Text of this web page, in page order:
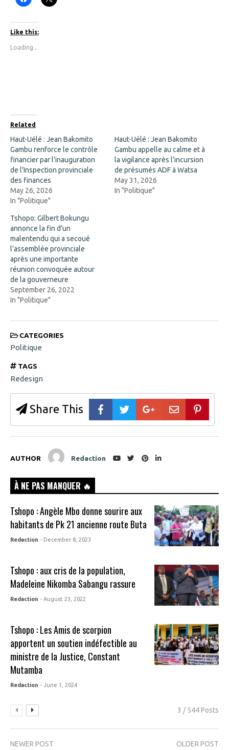
l
k
t
o
h
b
o
o
k
(
O
p
e
n
s
i
n
n
e
w
i
n
d
o
w
)
l
i
n
n
e
w
w
Like this:
Loading...
Related
Haut-Uélé : Jean Bakomito
Gambu renforce le contrôle
financier par l’inauguration
de l’Inspection provinciale
des finances
May 26, 2026
In "Politique"
Haut-Uélé : Jean Bakomito
Gambu appelle au calme et à
la vigilance après l’incursion
de présumés ADF à Watsa
May 31, 2026
In "Politique"
Tshopo: Gilbert Bokungu
annonce la fin d’un
malentendu qui a secoué
l’assemblée provinciale
après une importante
réunion convoquée autour
de la gouverneure
September 26, 2022
In "Politique"
CATEGORIES
Politique
TAGS
Redesign
Share This
AUTHOR Redaction
À NE PAS MANQUER 🔥
Tshopo : Angèle Mbo donne sourire aux
habitants de Pk 21 ancienne route Buta
Redaction - December 8, 2023
Tshopo : aux cris de la population,
Madeleine Nikomba Sabangu rassure
Redaction - August 23, 2022
Tshopo : Les Amis de scorpion
apportent un soutien indéfectible au
ministre de la Justice, Constant
Mutamba
Redaction - June 1, 2024
3 / 544 Posts
NEWER POST OLDER POST